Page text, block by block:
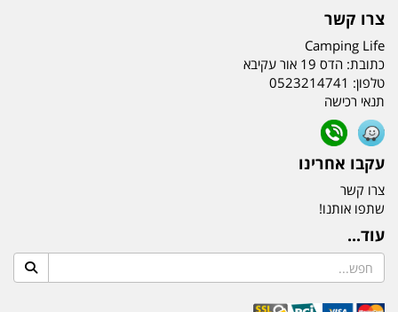
צרו קשר
Camping Life
כתובת: הדס 19 אור עקיבא
טלפון: 0523214741
תנאי רכישה
עקבו אחרינו
צרו קשר
שתפו אותנו!
עוד...